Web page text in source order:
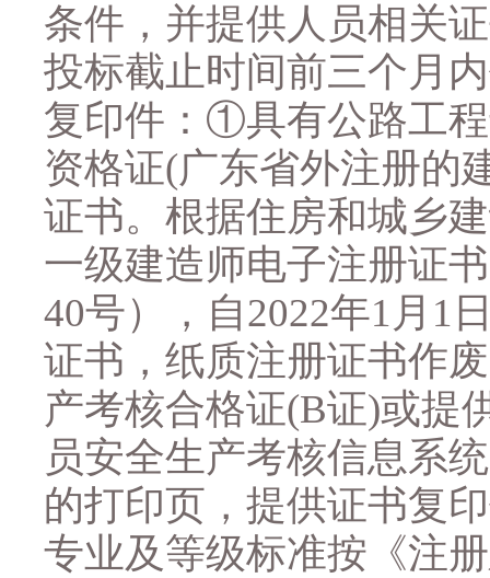
条件， 并提供人员相关
投标截止时间前三个月
复印件： ①具有公路工
资格证(广东省外注册的
证书。根据住房和城乡
一级建造师电子注册证
40号），自2022年1 月 1
证书，纸质注册证书作
产考核合格证(B证)或提
员安全生产考核信息系
的打印页，提供证书复
专业及等级标准按《注